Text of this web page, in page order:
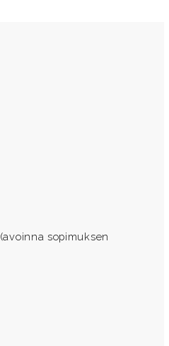
(avoinna sopimuksen